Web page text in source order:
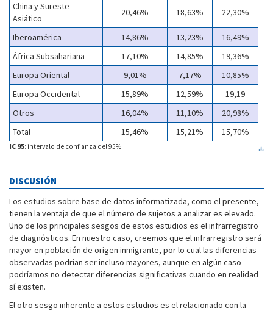
China y Sureste
Asiático
20,46% 18,63% 22,30%
Iberoamérica 14,86% 13,23%
16,49%
África Subsahariana
17,10% 14,85%
19,36%
Europa Oriental
9,01% 7,17%
10,85%
Europa Occidental
15,89% 12,59%
19,19
Otros
16,04% 11,10%
20,98%
Total
15,46% 15,21% 15,70%
IC 95: intervalo de confianza del 95%.
DISCUSIÓN
Los estudios sobre base de datos informatizada, como el presente,
tienen la ventaja de que el número de sujetos a analizar es elevado.
Uno de los principales sesgos de estos estudios es el infrarregistro
de diagnósticos. En nuestro caso, creemos que el infrarregistro será
mayor en población de origen inmigrante, por lo cual las diferencias
observadas podrían ser incluso mayores, aunque en algún caso
podríamos no detectar diferencias significativas cuando en realidad
sí existen.
El otro sesgo inherente a estos estudios es el relacionado con la